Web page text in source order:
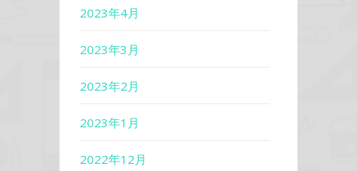
2023年4月
2023年3月
2023年2月
2023年1月
2022年12月